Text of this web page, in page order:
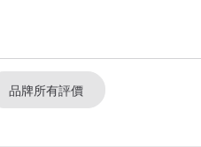
品牌所有評價